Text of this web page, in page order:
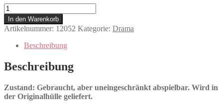
Evelyn
Menge
In den Warenkorb
Artikelnummer: 12052 Kategorie: Drama
Beschreibung
Beschreibung
Zustand: Gebraucht, aber uneingeschränkt abspielbar. Wird in
der Originalhülle geliefert.